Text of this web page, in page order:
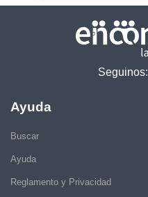
Seguinos:
Ayuda
Buscar
Ayuda
Reglamento y Privacidad